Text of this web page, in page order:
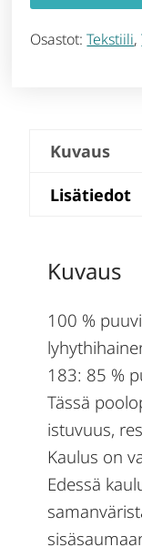
Osastot:Tekstiili,
Kuvaus
Lisätiedot
Kuvaus
100 %
183: 85 %
Tässä
istuvuus,
Kaulus on
Edessä